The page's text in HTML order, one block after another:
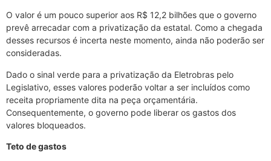
O valor é um pouco superior aos R$ 12,2 bilhões que o governo
prevê arrecadar com a privatização da estatal. Como a chegada
desses recursos é incerta neste momento, ainda não poderão ser
consideradas.
Dado o sinal verde para a privatização da Eletrobras pelo
Legislativo, esses valores poderão voltar a ser incluídos como
receita propriamente dita na peça orçamentária.
Consequentemente, o governo pode liberar os gastos dos
valores bloqueados.
Teto de gastos